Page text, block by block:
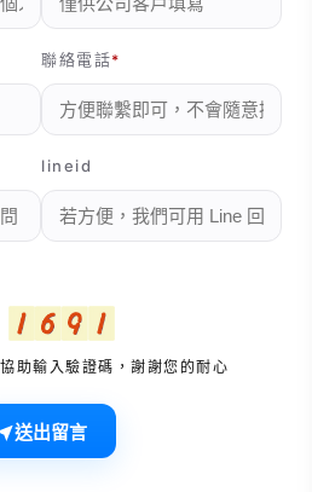
聯絡電話
lineid
助輸入驗證碼，謝謝您的耐心
送出留言